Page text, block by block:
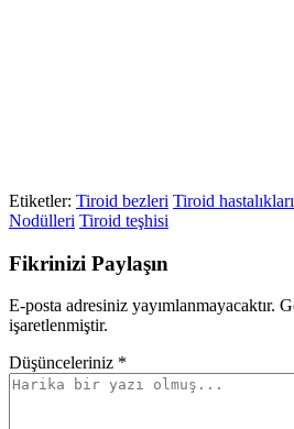
Etiketler: Tiroid bezleri Tiroid hastalıkları
Nodülleri Tiroid teşhisi
Fikrinizi Paylaşın
E-posta adresiniz yayımlanmayacaktır.
işaretlenmiştir.
Düşünceleriniz *